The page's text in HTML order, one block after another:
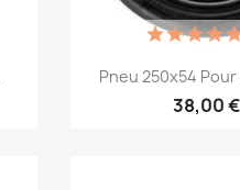
Aperçu
Pneu 250x54
38,00 €